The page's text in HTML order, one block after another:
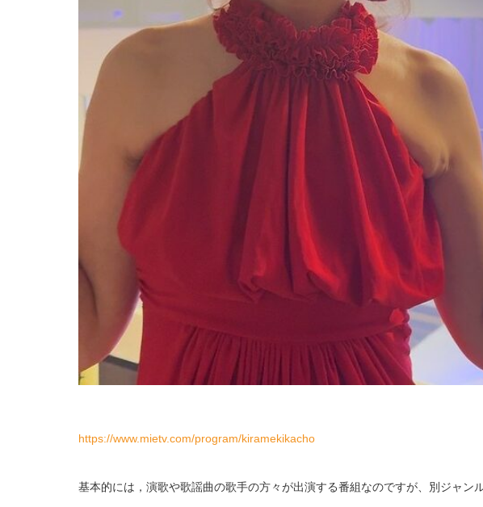
https://www.mietv.com/program/kiramekikacho
基本的には，演歌や歌謡曲の歌手の方々が出演する番組なのですが、別ジャン